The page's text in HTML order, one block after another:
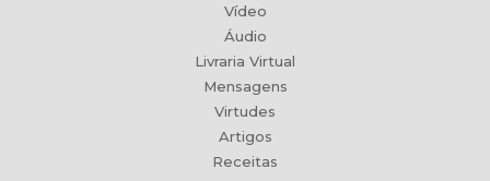
Vídeo
Áudio
Livraria Virtual
Mensagens
Virtudes
Artigos
Receitas